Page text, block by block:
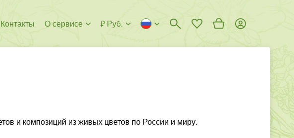
Контакты О сервисе ₽ Руб.
и композиций из живых цветов по России и миру.